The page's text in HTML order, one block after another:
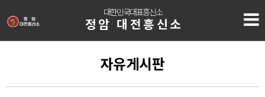
대한민국대표흥신소
정암 대전흥신소
자유게시판